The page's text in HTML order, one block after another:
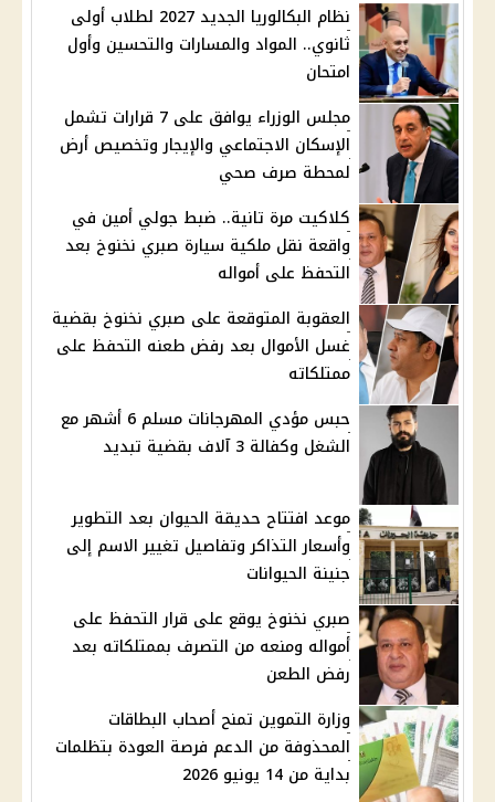
نظام البكالوريا الجديد 2027 لطلاب أولى
ثانوي.. المواد والمسارات والتحسين وأول
امتحان
مجلس الوزراء يوافق على 7 قرارات تشمل
الإسكان الاجتماعي والإيجار وتخصيص أرض
لمحطة صرف صحي
كلاكيت مرة تانية.. ضبط جولي أمين في
واقعة نقل ملكية سيارة صبري نخنوخ بعد
التحفظ على أمواله
العقوبة المتوقعة على صبري نخنوخ بقضية
غسل الأموال بعد رفض طعنه التحفظ على
ممتلكاته
حبس مؤدي المهرجانات مسلم 6 أشهر مع
الشغل وكفالة 3 آلاف بقضية تبديد
موعد افتتاح حديقة الحيوان بعد التطوير
وأسعار التذاكر وتفاصيل تغيير الاسم إلى
جنينة الحيوانات
صبري نخنوخ يوقع على قرار التحفظ على
أمواله ومنعه من التصرف بممتلكاته بعد
رفض الطعن
وزارة التموين تمنح أصحاب البطاقات
المحذوفة من الدعم فرصة العودة بتظلمات
بداية من 14 يونيو 2026